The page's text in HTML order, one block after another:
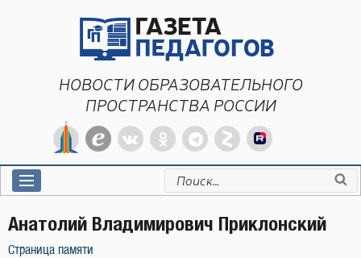
НОВОСТИ ОБРАЗОВАТЕЛЬНОГО
ПРОСТРАНСТВА РОССИИ
Искать:
Анатолий Владимирович Приклонский
Страница памяти